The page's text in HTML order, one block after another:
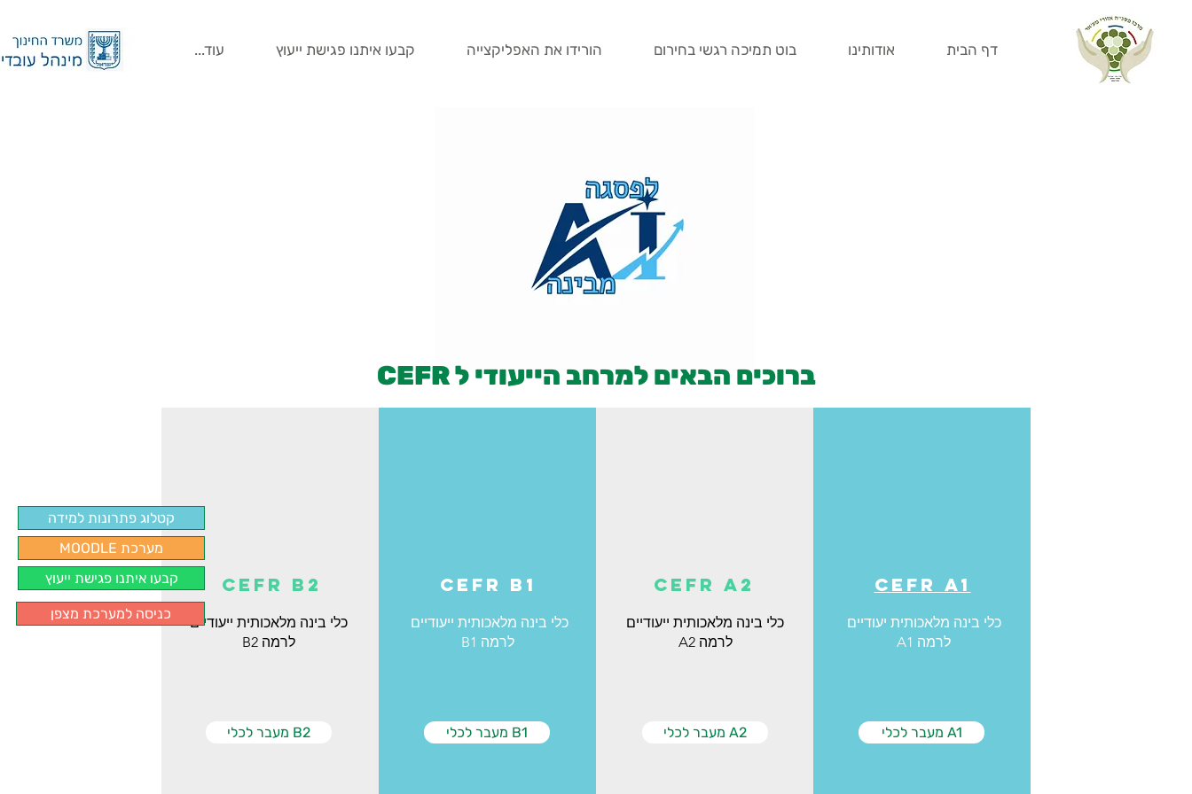
דף הבית אודותינו בוט תמיכה רגשי בחירום הורידו את האפליקצייה קבעו איתנו פגישת ייעוץ עוד...
MOODLE מערכת
קבעו איתנו פגישת ייעוץ
קטלוג פתרונות למידה
כניסה למערכת מצפן
ברוכים הבאים למרחב הייעודי ל CEFR
CEFR B2
כלי בינה מלאכותית ייעודיים
לרמה B2
מעבר לכלי B2
CEFR B1
כלי בינה מלאכותית ייעודיים
לרמה B1
מעבר לכלי B1
CEFR A2
כלי בינה מלאכותית ייעודיים
לרמה A2
מעבר לכלי A2
CEFR A1
כלי בינה מלאכותית יעודיים
לרמה A1
מעבר לכלי A1